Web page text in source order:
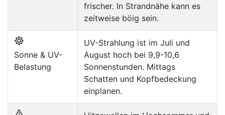
frischer. In Strandnähe kann es
zeitweise böig sein.
Sonne & UV-
Belastung
UV-Strahlung ist im Juli und
August hoch bei 9,9-10,6
Sonnenstunden. Mittags
Schatten und Kopfbedeckung
einplanen.